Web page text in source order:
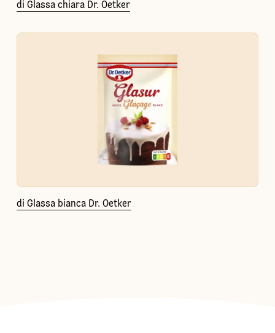
di Glassa chiara Dr. Oetker
di Glassa bianca Dr. Oetker